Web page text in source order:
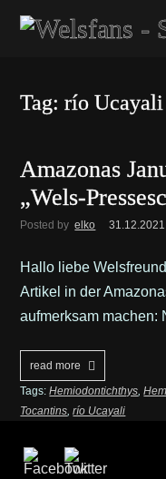
Tag: río Ucayali
Amazonas
„Wels-
Posted by elko 31.12.2021
Hallo liebe
Artikel in der
aufmerksam machen:
read more
Tags:Hemiodontichthys,
Tocantins,río Ucayali